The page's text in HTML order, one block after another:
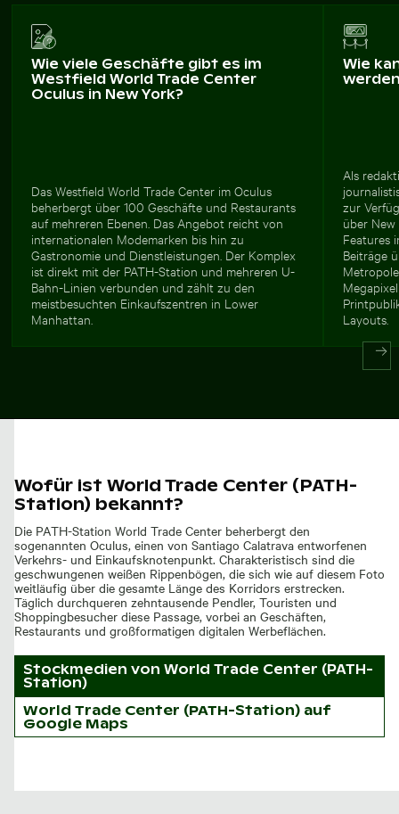
Wie viele Geschäfte gibt es im
Westfield World Trade Center
Oculus in New York?
Das Westfield World Trade Center im Oculus
beherbergt über 100 Geschäfte und Restaurants
auf mehreren Ebenen. Das Angebot reicht von
internationalen Modemarken bis hin zu
Gastronomie und Dienstleistungen. Der Komplex
ist direkt mit der PATH-Station und mehreren U-
Bahn-Linien verbunden und zählt zu den
meistbesuchten Einkaufszentren in Lower
Manhattan.
Wie
Als
zur
über
Features
Beiträge
Layouts.
Wofür ist World Trade Center (PATH-
Station) bekannt?
Die PATH-Station World Trade Center beherbergt den
sogenannten Oculus, einen von Santiago Calatrava entworfenen
Verkehrs- und Einkaufsknotenpunkt. Charakteristisch sind die
geschwungenen weißen Rippenbögen, die sich wie auf diesem Foto
weitläufig über die gesamte Länge des Korridors erstrecken.
Täglich durchqueren zehntausende Pendler, Touristen und
Shoppingbesucher diese Passage, vorbei an Geschäften,
Restaurants und großformatigen digitalen Werbeflächen.
Stockmedien von World Trade Center (PATH-
Station)
World Trade Center (PATH-Station) auf
Google Maps